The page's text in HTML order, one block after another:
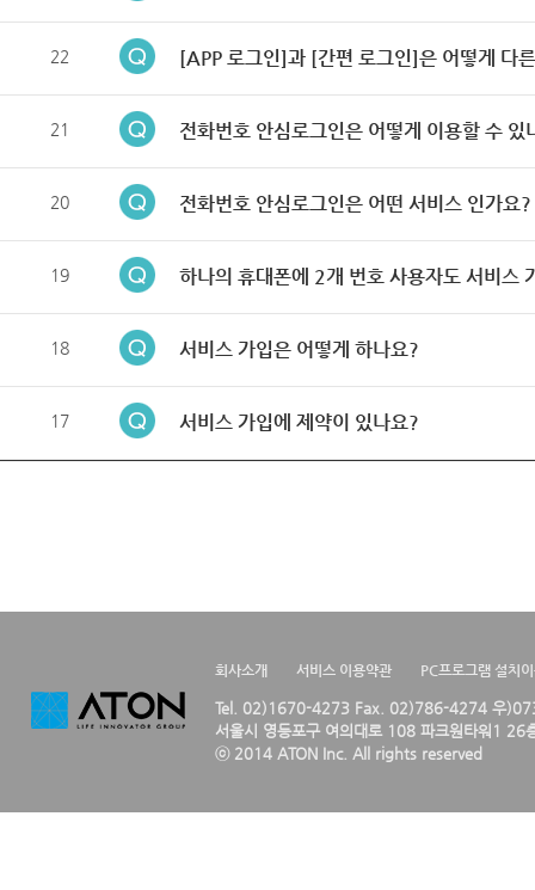
22 [APP 로그인]과 [간편 로그인]은 어떻게 다
21 전화번호 안심로그인은 어떻게 이용할 수 있
20 전화번호 안심로그인은 어떤 서비스 인가요?
19 하나의 휴대폰에 2개 번호 사용자도 서비스
18 서비스 가입은 어떻게 하나요?
17 서비스 가입에 제약이 있나요?
회사소개 서비스 이용약관 PC프로그램 설치
Tel. 02)1670-4273 Fax. 02)786-4274 우
서울시 영등포구 여의대로 108 파크원타워1 26
ⓒ 2014 ATON Inc. All rights reserved